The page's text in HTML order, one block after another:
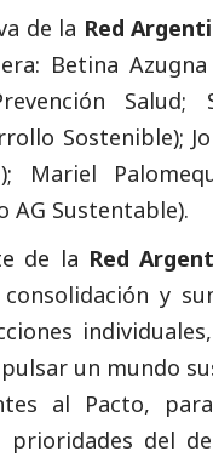
de la Red
Betina Azugna
Salud;
Sostenible);
Mariel
AG Sustentable).
de la Red
y
un mundo
al Pacto,
prioridades del